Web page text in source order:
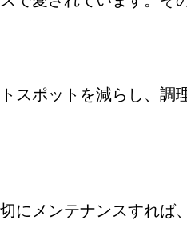
スポットを減らし、調
にメンテナンスすれば